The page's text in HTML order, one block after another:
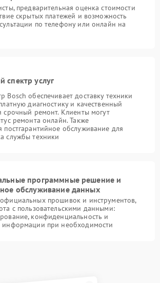
предварительная оценка стоимости
скрытых платежей и возможность
по телефону или онлайн на
спектр услуг
Bosch обеспечивает доставку техники
диагностику и качественный
срочный ремонт. Клиенты могут
ремонта онлайн. Также
постгарантийное обслуживание для
службы техники
программные решение и
обслуживание данных
прошивок и инструментов,
с пользовательскими данными:
конфиденциальность и
информации при необходимости